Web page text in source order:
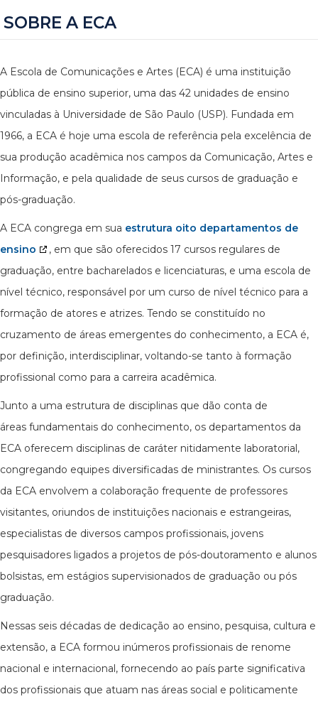
SOBRE A ECA
A Escola de Comunicações e Artes (ECA) é uma instituição
pública de ensino superior, uma das 42 unidades de ensino
vinculadas à Universidade de São Paulo (USP). Fundada em
1966, a ECA é hoje uma escola de referência pela excelência de
sua produção acadêmica nos campos da Comunicação, Artes e
Informação, e pela qualidade de seus cursos de graduação e
pós-graduação.
A ECA congrega em sua estrutura oito departamentos de
ensino
, em que são oferecidos 17 cursos regulares de
graduação, entre bacharelados e licenciaturas, e uma escola de
nível técnico, responsável por um curso de nível técnico para a
formação de atores e atrizes. Tendo se constituído no
cruzamento de áreas emergentes do conhecimento, a ECA é,
por definição, interdisciplinar, voltando-se tanto à formação
profissional como para a carreira acadêmica.
Junto a uma estrutura de disciplinas que dão conta de
áreas fundamentais do conhecimento, os departamentos da
ECA oferecem disciplinas de caráter nitidamente laboratorial,
congregando equipes diversificadas de ministrantes. Os cursos
da ECA envolvem a colaboração frequente de professores
visitantes, oriundos de instituições nacionais e estrangeiras,
especialistas de diversos campos profissionais, jovens
pesquisadores ligados a projetos de pós-doutoramento e alunos
bolsistas, em estágios supervisionados de graduação ou pós
graduação.
Nessas seis décadas de dedicação ao ensino, pesquisa, cultura e
extensão, a ECA formou inúmeros profissionais de renome
nacional e internacional, fornecendo ao país parte significativa
dos profissionais que atuam nas áreas social e politicamente